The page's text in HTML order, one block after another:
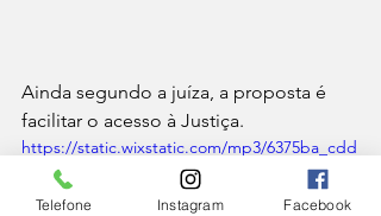
Ainda segundo a juíza, a proposta é
facilitar o acesso à Justiça.
https://static.wixstatic.com/mp3/6375ba_cdd
8e3ce853c4885b5f4e2b81c2c1c0f.mp3
Telefone Instagram Facebook